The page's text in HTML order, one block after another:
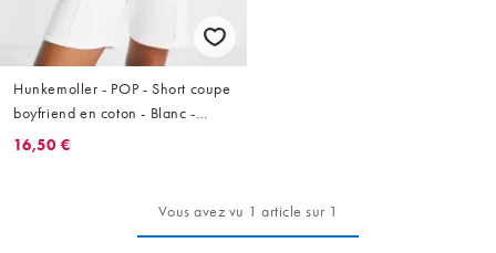
Hunkemoller - POP - Short coupe
boyfriend en coton - Blanc -
WHITE
16,50 €
Vous avez vu 1 article sur 1